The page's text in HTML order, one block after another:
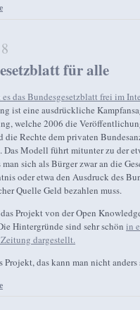
für alle
das Bundesgesetzblatt frei im
ist eine ausdrückliche
welche 2006 die
die Rechte dem privaten
Das Modell führt mitunter zu der
sich als Bürger zwar an die
oder etwa den Ausdruck des
Quelle Geld bezahlen muss.
Projekt von der Open
Hintergründe sind sehr schönin
dargestellt.
Projekt, das kann man nicht anders